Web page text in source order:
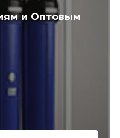
и Оптовым